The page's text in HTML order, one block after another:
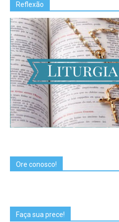
Reflexão
Ore conosco!
Faça sua prece!